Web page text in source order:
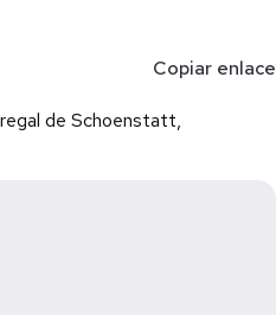
Copiar enlace
de Schoenstatt,